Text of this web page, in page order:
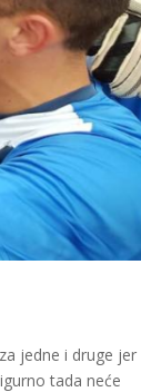
jedne i druge jer
tada neće